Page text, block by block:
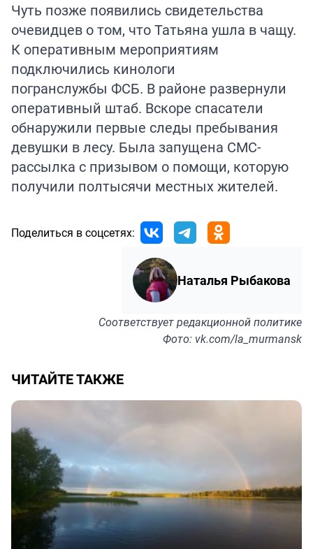
Чуть позже появились свидетельства
очевидцев о том, что Татьяна ушла в чащу.
К оперативным мероприятиям
подключились кинологи
погранслужбы ФСБ. В районе развернули
оперативный штаб. Вскоре спасатели
обнаружили первые следы пребывания
девушки в лесу. Была запущена СМС-
рассылка с призывом о помощи, которую
получили полтысячи местных жителей.
Поделиться в соцсетях:
Наталья Рыбакова
Соответствуетредакционной политике
Фото: vk.com/la_murmansk
ЧИТАЙТЕ ТАКЖЕ